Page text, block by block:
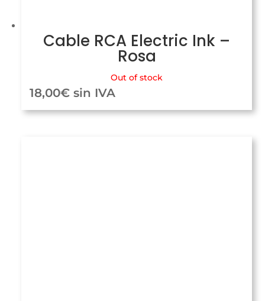
Cable RCA Electric Ink –
Rosa
Out of stock
18,00€ sin IVA